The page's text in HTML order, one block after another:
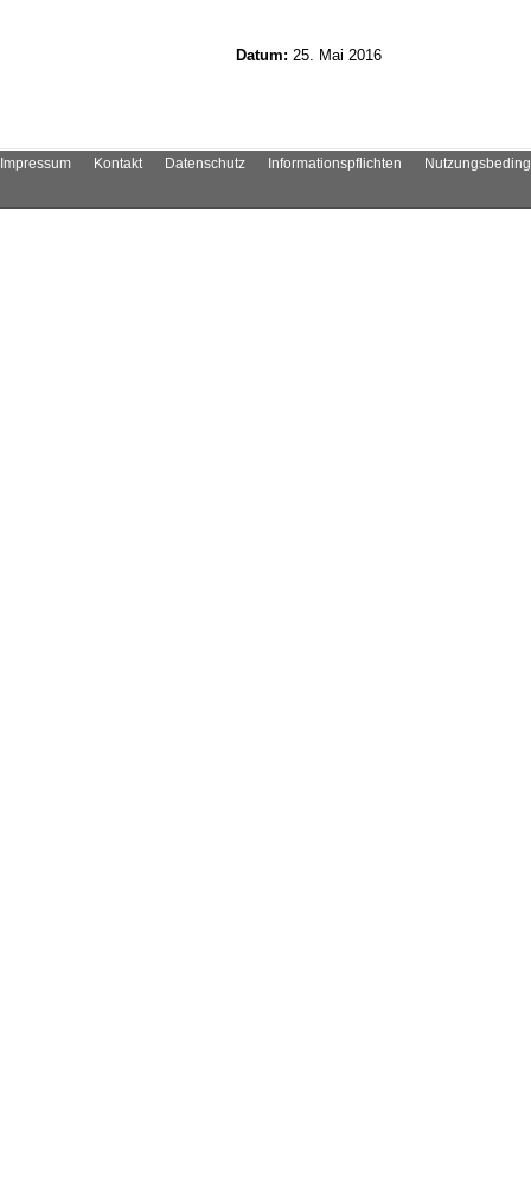
Datum: 25. Mai 2016
Impressum Kontakt Datenschutz Informationspflichten